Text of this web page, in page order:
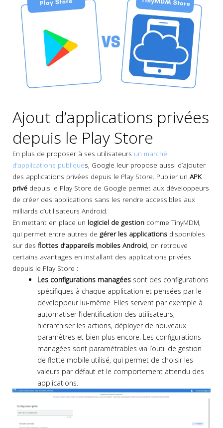
Ajout d’applications privées
depuis le Play Store
En plus de proposer à ses utilisateurs un marché
d’applications publiques, Google leur propose aussi d’ajouter
des applications privées depuis le Play Store. Publier un APK
privé depuis le Play Store de Google permet aux développeurs
de créer des applications sans les rendre accessibles aux
milliards d’utilisateurs Android.
En mettant en place un logiciel de gestion comme TinyMDM,
qui permet entre autres de gérer les applications disponibles
sur des flottes d’appareils mobiles Android , on retrouve
certains avantages en installant des applications privées
depuis le Play Store :
Les configurations managées sont des configurations
spécifiques à chaque application et pensées par le
développeur lui-même. Elles servent par exemple à
automatiser l’identification des utilisateurs,
hiérarchiser les actions, déployer de nouveaux
paramètres et bien plus encore. Les configurations
managées sont paramétrables via l’outil de gestion
de flotte mobile utilisé, qui permet de choisir les
valeurs par défaut et le comportement attendu des
applications.